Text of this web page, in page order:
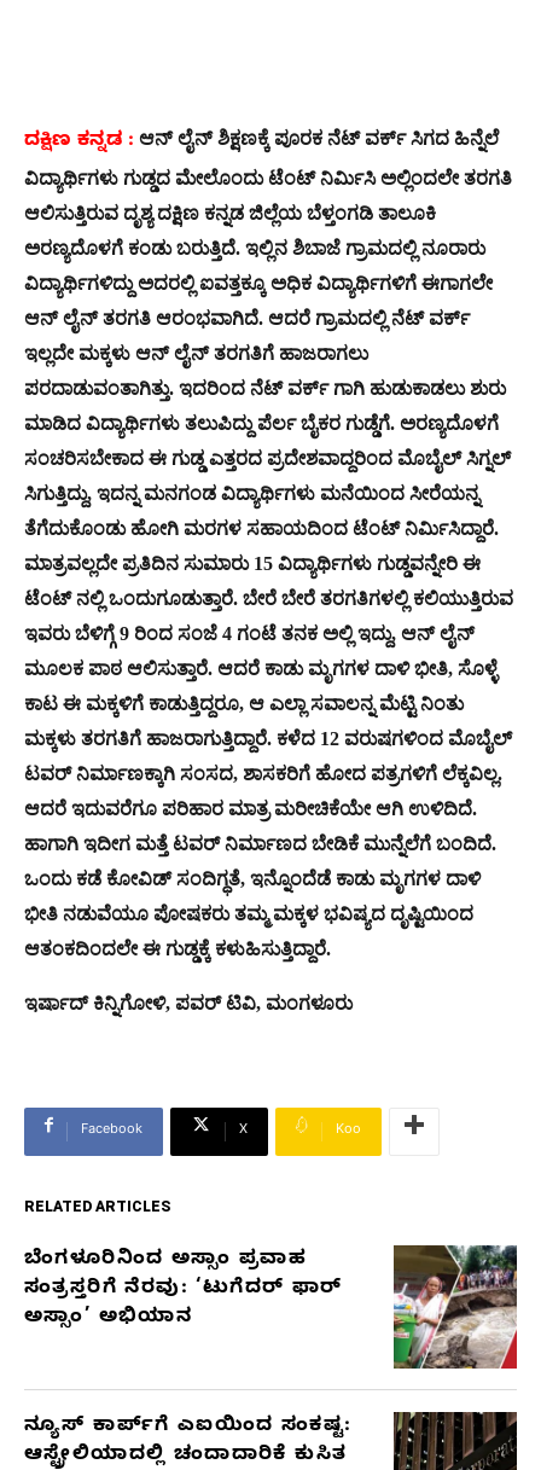
ದಕ್ಷಿಣ ಕನ್ನಡ : ಆನ್ ಲೈನ್ ಶಿಕ್ಷಣಕ್ಕೆ ಪೂರಕ ನೆಟ್ ವರ್ಕ್ ಸಿಗದ ಹಿನ್ನೆಲೆ
ವಿದ್ಯಾರ್ಥಿಗಳು ಗುಡ್ಡದ ಮೇಲೊಂದು ಟೆಂಟ್ ನಿರ್ಮಿಸಿ ಅಲ್ಲಿಂದಲೇ ತರಗತಿ
ಆಲಿಸುತ್ತಿರುವ ದೃಶ್ಯ ದಕ್ಷಿಣ ಕನ್ನಡ ಜಿಲ್ಲೆಯ ಬೆಳ್ತಂಗಡಿ ತಾಲೂಕಿ
ಅರಣ್ಯದೊಳಗೆ ಕಂಡು ಬರುತ್ತಿದೆ. ಇಲ್ಲಿನ ಶಿಬಾಜೆ ಗ್ರಾಮದಲ್ಲಿ ನೂರಾರು
ವಿದ್ಯಾರ್ಥಿಗಳಿದ್ದು ಅದರಲ್ಲಿ ಐವತ್ತಕ್ಕೂ ಅಧಿಕ ವಿದ್ಯಾರ್ಥಿಗಳಿಗೆ ಈಗಾಗಲೇ
ಆನ್ ಲೈನ್ ತರಗತಿ ಆರಂಭವಾಗಿದೆ. ಆದರೆ ಗ್ರಾಮದಲ್ಲಿ ನೆಟ್ ವರ್ಕ್
ಇಲ್ಲದೇ ಮಕ್ಕಳು ಆನ್ ಲೈನ್ ತರಗತಿಗೆ ಹಾಜರಾಗಲು
ಪರದಾಡುವಂತಾಗಿತ್ತು. ಇದರಿಂದ ನೆಟ್ ವರ್ಕ್ ಗಾಗಿ ಹುಡುಕಾಡಲು ಶುರು
ಮಾಡಿದ ವಿದ್ಯಾರ್ಥಿಗಳು ತಲುಪಿದ್ದು ಪೆರ್ಲ ಬೈಕರ ಗುಡ್ಡೆಗೆ. ಅರಣ್ಯದೊಳಗೆ
ಸಂಚರಿಸಬೇಕಾದ ಈ ಗುಡ್ಡ ಎತ್ತರದ ಪ್ರದೇಶವಾದ್ದರಿಂದ ಮೊಬೈಲ್ ಸಿಗ್ನಲ್
ಸಿಗುತ್ತಿದ್ದು, ಇದನ್ನ ಮನಗಂಡ ವಿದ್ಯಾರ್ಥಿಗಳು ಮನೆಯಿಂದ ಸೀರೆಯನ್ನ
ತೆಗೆದುಕೊಂಡು ಹೋಗಿ ಮರಗಳ ಸಹಾಯದಿಂದ ಟೆಂಟ್ ನಿರ್ಮಿಸಿದ್ದಾರೆ‌.
ಮಾತ್ರವಲ್ಲದೇ ಪ್ರತಿದಿನ ಸುಮಾರು 15 ವಿದ್ಯಾರ್ಥಿಗಳು ಗುಡ್ಡವನ್ನೇರಿ ಈ
ಟೆಂಟ್ ನಲ್ಲಿ ಒಂದುಗೂಡುತ್ತಾರೆ. ಬೇರೆ ಬೇರೆ ತರಗತಿಗಳಲ್ಲಿ ಕಲಿಯುತ್ತಿರುವ
ಇವರು ಬೆಳಿಗ್ಗೆ 9 ರಿಂದ ಸಂಜೆ 4 ಗಂಟೆ ತನಕ ಅಲ್ಲಿ ಇದ್ದು, ಆನ್ ಲೈನ್
ಮೂಲಕ ಪಾಠ ಆಲಿಸುತ್ತಾರೆ‌. ಆದರೆ ಕಾಡು ಮೃಗಗಳ ದಾಳಿ ಭೀತಿ, ಸೊಳ್ಳೆ
ಕಾಟ ಈ ಮಕ್ಕಳಿಗೆ ಕಾಡುತ್ತಿದ್ದರೂ, ಆ ಎಲ್ಲಾ ಸವಾಲನ್ನ ಮೆಟ್ಟಿ ನಿಂತು
ಮಕ್ಕಳು ತರಗತಿಗೆ ಹಾಜರಾಗುತ್ತಿದ್ದಾರೆ. ಕಳೆದ 12 ವರುಷಗಳಿಂದ ಮೊಬೈಲ್
ಟವರ್ ನಿರ್ಮಾಣಕ್ಕಾಗಿ ಸಂಸದ, ಶಾಸಕರಿಗೆ ಹೋದ ಪತ್ರಗಳಿಗೆ ಲೆಕ್ಕವಿಲ್ಲ.‌
ಆದರೆ ಇದುವರೆಗೂ ಪರಿಹಾರ ಮಾತ್ರ ಮರೀಚಿಕೆಯೇ ಆಗಿ ಉಳಿದಿದೆ.
ಹಾಗಾಗಿ ಇದೀಗ ಮತ್ತೆ ಟವರ್ ನಿರ್ಮಾಣದ ಬೇಡಿಕೆ ಮುನ್ನೆಲೆಗೆ ಬಂದಿದೆ.
ಒಂದು ಕಡೆ ಕೋವಿಡ್ ಸಂದಿಗ್ಧತೆ,‌ ಇನ್ನೊಂದೆಡೆ ಕಾಡು ಮೃಗಗಳ ದಾಳಿ
ಭೀತಿ ನಡುವೆಯೂ ಪೋಷಕರು ತಮ್ಮ ಮಕ್ಕಳ ಭವಿಷ್ಯದ ದೃಷ್ಟಿಯಿಂದ
ಆತಂಕದಿಂದಲೇ ಈ ಗುಡ್ಡಕ್ಕೆ ಕಳುಹಿಸುತ್ತಿದ್ದಾರೆ.‌
ಇರ್ಷಾದ್ ಕಿನ್ನಿಗೋಳಿ, ಪವರ್ ಟಿವಿ, ಮಂಗಳೂರು
Facebook X Koo
RELATED ARTICLES
RELATED
ARTICLES
ಬೆಂಗಳೂರಿನಿಂದ ಅಸ್ಸಾಂ ಪ್ರವಾಹ
ಸಂತ್ರಸ್ತರಿಗೆ ನೆರವು: ‘ಟುಗೆದರ್ ಫಾರ್
ಅಸ್ಸಾಂ’ ಅಭಿಯಾನ
ನ್ಯೂಸ್ ಕಾರ್ಪ್‌ಗೆ ಎಐಯಿಂದ ಸಂಕಷ್ಟ:
ಆಸ್ಟ್ರೇಲಿಯಾದಲ್ಲಿ ಚಂದಾದಾರಿಕೆ ಕುಸಿತ